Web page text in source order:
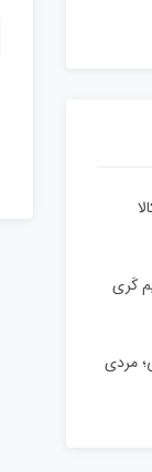
کَری
مردی